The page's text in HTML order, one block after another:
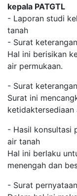
kepala PATGTL
- Laporan studi
tanah
- Surat
Hal ini berisikan
air permukaan.
- Surat
Surat ini
ketidaktersediaan
- Hasil konsultasi
air tanah
Hal ini berlaku
menengah dan
- Surat